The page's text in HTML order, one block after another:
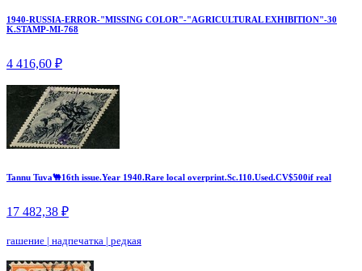
1940-RUSSIA-ERROR-"MISSING COLOR"-"AGRICULTURAL EXHIBITION"-30
K.STAMP-MI-768
4 416,60 ₽
Tannu Tuva🐫16th issue.Year 1940.Rare local overprint.Sc.110.Used.CV$500if real
17 482,38 ₽
гашение | надпечатка | редкая